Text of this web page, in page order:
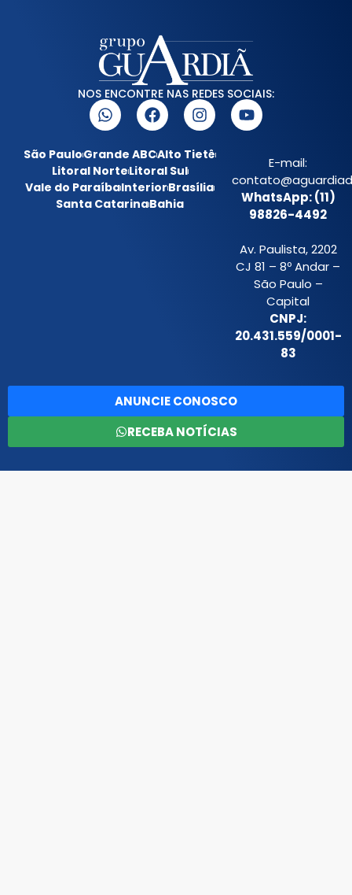
NOS ENCONTRE NAS REDES SOCIAIS:
São PauloGrande ABCAlto Tietê
Litoral NorteLitoral Sul
Vale do ParaíbaInteriorBrasília
Santa CatarinaBahia
E-mail:
WhatsApp: (11)
98826-4492
Av. Paulista, 2202
CJ 81 – 8º Andar –
São Paulo –
Capital
CNPJ:
20.431.559/0001-
83
ANUNCIE CONOSCO
RECEBA NOTÍCIAS